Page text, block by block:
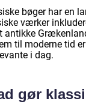
bøger har en
værker
antikke
til moderne tid
i dag.
gør